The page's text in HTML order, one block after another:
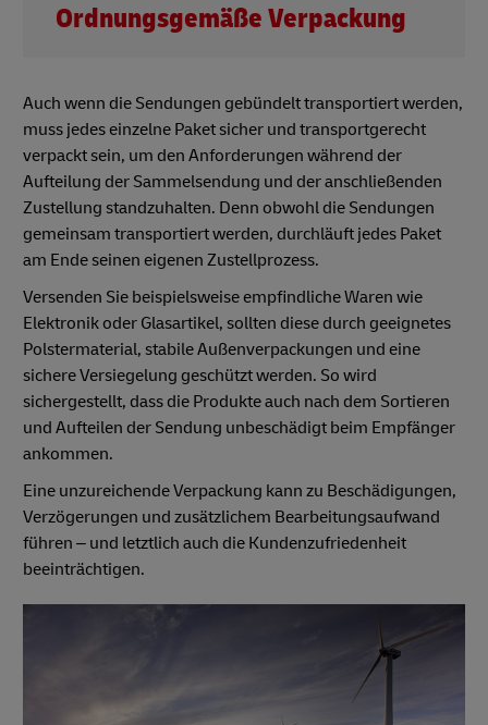
Ordnungsgemäße Verpackung
Auch wenn die Sendungen gebündelt transportiert werden,
muss jedes einzelne Paket sicher und transportgerecht
verpackt sein, um den Anforderungen während der
Aufteilung der Sammelsendung und der anschließenden
Zustellung standzuhalten. Denn obwohl die Sendungen
gemeinsam transportiert werden, durchläuft jedes Paket
am Ende seinen eigenen Zustellprozess.
Versenden Sie beispielsweise empfindliche Waren wie
Elektronik oder Glasartikel, sollten diese durch geeignetes
Polstermaterial, stabile Außenverpackungen und eine
sichere Versiegelung geschützt werden. So wird
sichergestellt, dass die Produkte auch nach dem Sortieren
und Aufteilen der Sendung unbeschädigt beim Empfänger
ankommen.
Eine unzureichende Verpackung kann zu Beschädigungen,
Verzögerungen und zusätzlichem Bearbeitungsaufwand
führen – und letztlich auch die Kundenzufriedenheit
beeinträchtigen.